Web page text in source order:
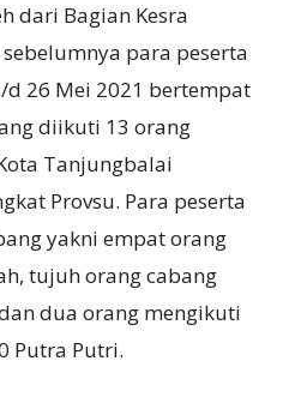
dari Bagian Kesra
para peserta
d 26 Mei 2021 bertempat
diikuti 13 orang
Tanjungbalai
Provsu. Para peserta
yakni empat orang
tujuh orang cabang
dua orang mengikuti
Putra Putri.